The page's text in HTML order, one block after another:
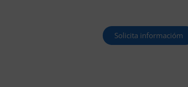
Solicita informacióm